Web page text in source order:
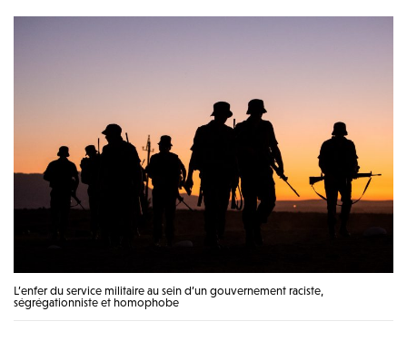
L’enfer du service militaire au sein d’un gouvernement raciste,
ségrégationniste et homophobe